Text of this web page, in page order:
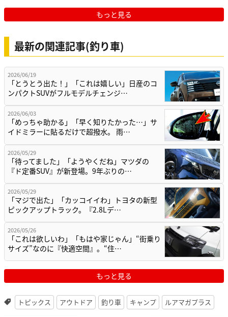
もっと見る
最新の関連記事(釣り車)
2026/06/19
「とうとう出た！」「これは嬉しい」日産のコ
ンパクトSUVがフルモデルチェンジ…
2026/06/03
「めっちゃ助かる」「早く知りたかった…」サ
イドミラーに貼るだけで超撥水。 雨…
2026/05/29
「待ってました」「ようやくだね」マツダの
『ド定番SUV』が新登場。9年ぶりの…
2026/05/29
「マジで出た」「カッコイイわ」トヨタの新型
ピックアップトラック。『2.8Lデ…
2026/05/26
「これは欲しいわ」「もはや家じゃん」“街乗り
サイズ”なのに『快適空間』。“住…
もっと見る
トピックス アウトドア 釣り車 キャンプ ルアマガプラス